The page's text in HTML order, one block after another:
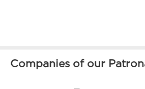
Companies of our